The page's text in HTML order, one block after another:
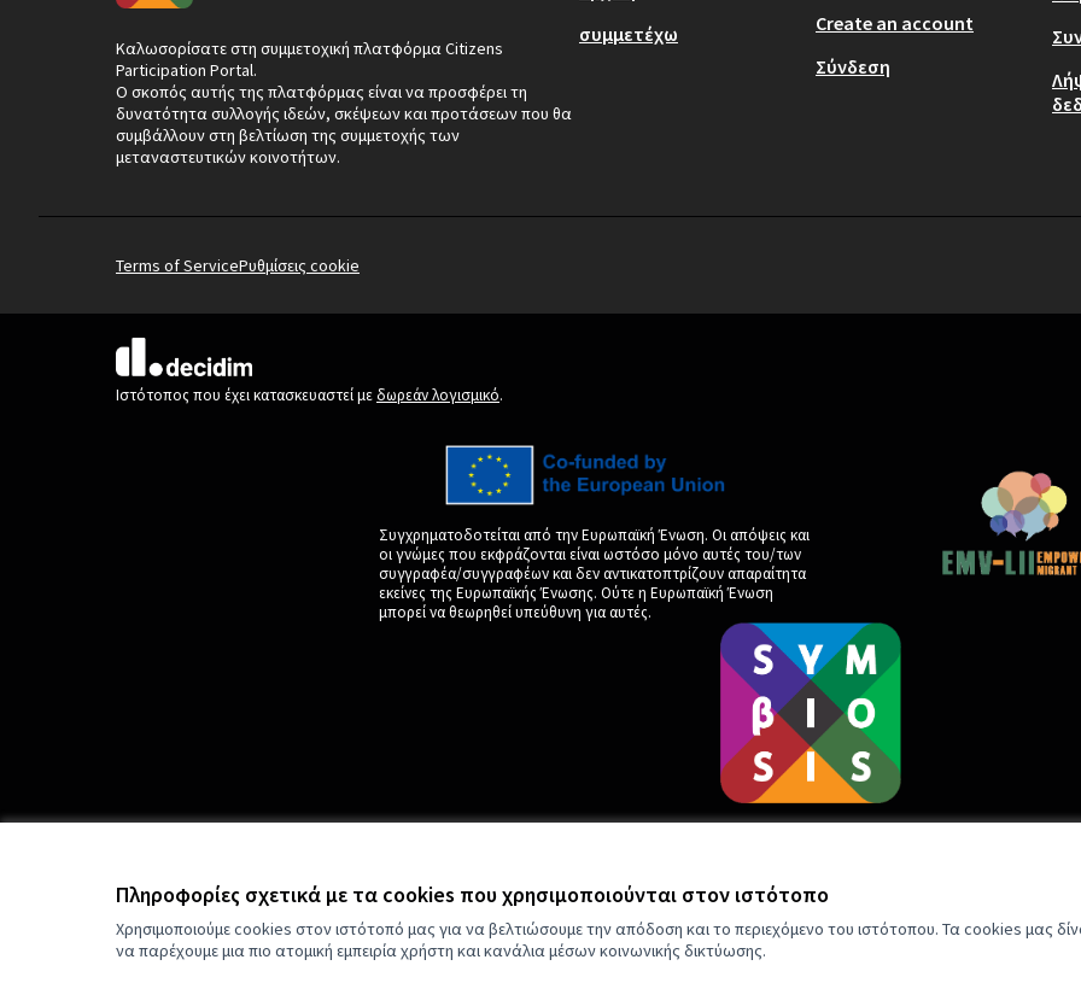
Πληροφορίες σχετικά με τα cookies που χρησιμοποιούνται στον ιστότοπο
Χρησιμοποιούμε cookies στον ιστότοπό μας για να βελτιώσουμε την απόδοση και το περιεχόμενο του ιστότοπου. Τα cookies μας
να παρέχουμε μια πιο ατομική εμπειρία χρήστη και κανάλια μέσων κοινωνικής δικτύωσης.
Καλωσορίσατε στη συμμετοχική πλατφόρμα Citizens
Participation Portal.
Ο σκοπός αυτής της πλατφόρμας είναι να προσφέρει τη
δυνατότητα συλλογής ιδεών, σκέψεων και προτάσεων που θα
συμβάλλουν στη βελτίωση της συμμετοχής των
μεταναστευτικών κοινοτήτων.
συμμετέχω
Create an account
Σύνδεση
Terms of ServiceΡυθμίσεις cookie
(Εξωτερική σύνδεση)
Ιστότοπος που έχει κατασκευαστεί με δωρεάν λογισμικό.
Συγχρηματοδοτείται από την Ευρωπαϊκή Ένωση. Οι απόψεις και
οι γνώμες που εκφράζονται είναι ωστόσο μόνο αυτές του/των
συγγραφέα/συγγραφέων και δεν αντικατοπτρίζουν απαραίτητα
εκείνες της Ευρωπαϊκής Ένωσης. Ούτε η Ευρωπαϊκή Ένωση
μπορεί να θεωρηθεί υπεύθυνη για αυτές.
by